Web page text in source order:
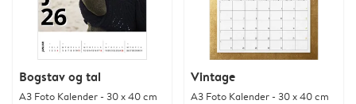
Bogstav og tal
A3 Foto Kalender - 30 x 40 cm
Vintage
A3 Foto Kalender - 30 x 40 cm